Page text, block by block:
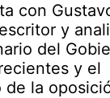
con
y
del
y el
de la